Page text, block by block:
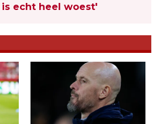
echt heel woest'